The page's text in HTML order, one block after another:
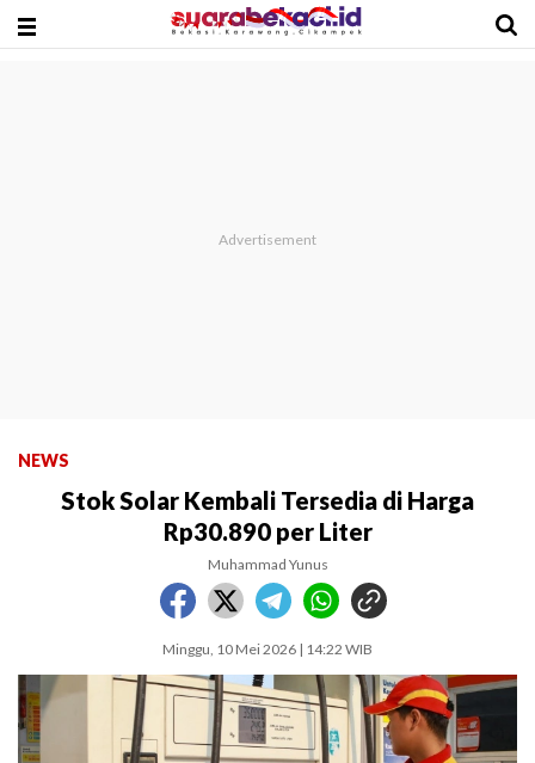
NEWS
Stok Solar Kembali Tersedia di Harga
Rp30.890 per Liter
Muhammad Yunus
Minggu, 10 Mei 2026 | 14:22 WIB